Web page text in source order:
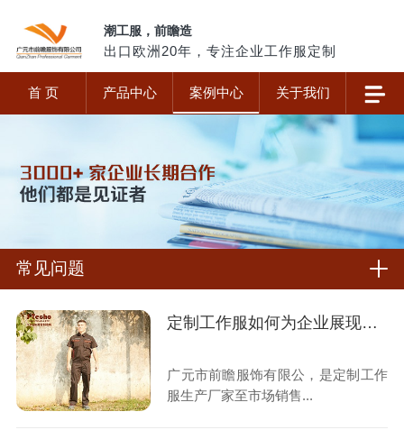
潮工服，前瞻造
出口欧洲20年，专注企业工作服定制
首 页 产品中心 案例中心 关于我们
常见问题
定制工作服如何为企业展现价值?
广元市前瞻服饰有限公，是定制工作
服生产厂家至市场销售...